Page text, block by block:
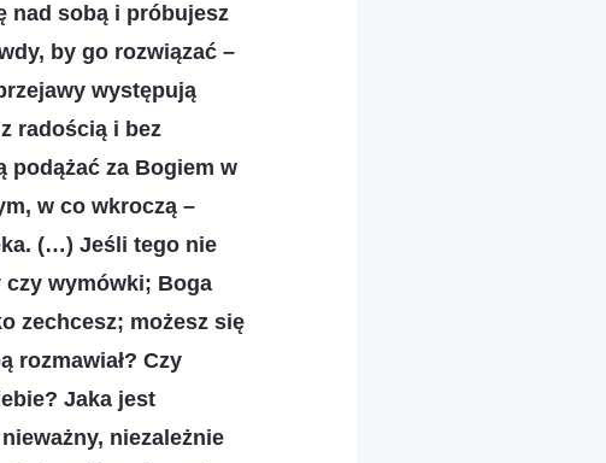
nad sobą i próbujesz
by go rozwiązać –
występują
radością i bez
podążać za Bogiem w
w co wkroczą –
(…) Jeśli tego nie
czy wymówki; Boga
zechcesz; możesz się
rozmawiał? Czy
Jaka jest
niezależnie